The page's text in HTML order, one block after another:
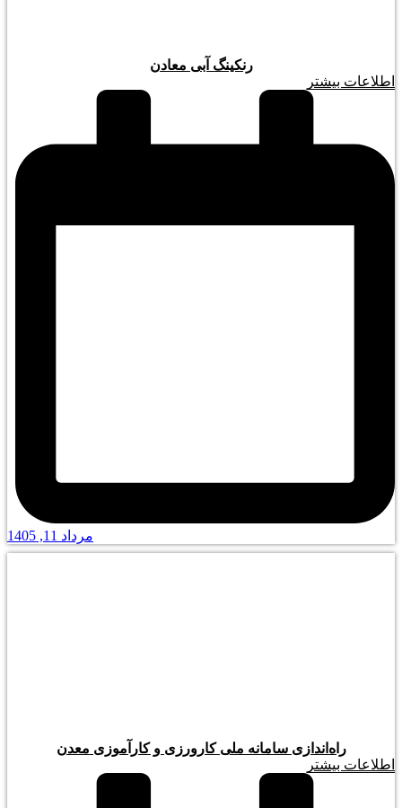
رنکینگ آبی معادن
اطلاعات بیشتر
مرداد 11, 1405
راه‌اندازی سامانه ملی کارورزی و کارآموزی معدن
اطلاعات بیشتر